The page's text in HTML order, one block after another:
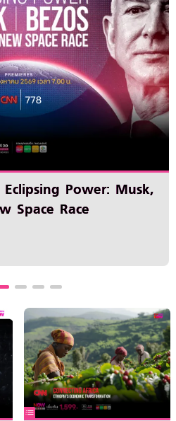
วิชั่นส์
ระกอบการ
Eclipsing Power: Musk,
Space Race